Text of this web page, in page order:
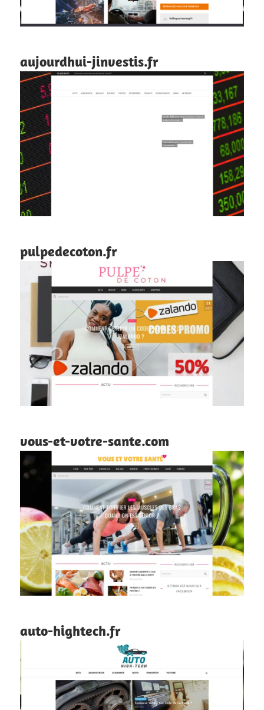
aujourdhui-jinvestis.fr
pulpedecoton.fr
vous-et-votre-sante.com
auto-hightech.fr